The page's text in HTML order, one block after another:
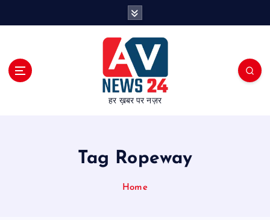
हर ख़बर पर नज़र
Tag Ropeway
Home